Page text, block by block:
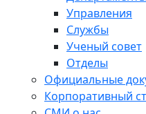
Управления
Службы
Ученый совет
Отделы
Официальные
Корпоративный